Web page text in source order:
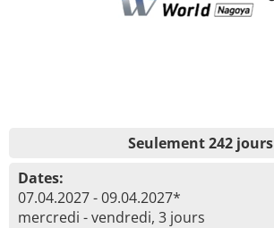
Seulement 242 jours
Dates:
07.04.2027 - 09.04.2027*
mercredi - vendredi, 3 jours